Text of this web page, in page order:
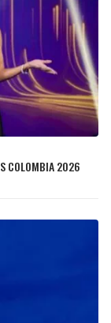
COLOMBIA 2026